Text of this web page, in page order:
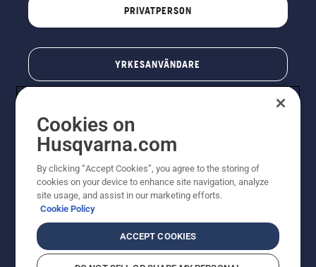
PRIVATPERSON
YRKESANVÄNDARE
© Husqvarna AB (publ). All rights reserved. Priserna
som visas är rekommenderade cirkapriser. Alla angivna
priser är rekommenderade försäljningspriser (inkl.
moms) om inte produkten är tillgänglig för direkt köp.
Cookies on
Husqvarna.com
By clicking “Accept Cookies”, you agree to the storing of
cookies on your device to enhance site navigation, analyze
site usage, and assist in our marketing efforts.
Cookie Policy
ACCEPT COOKIES